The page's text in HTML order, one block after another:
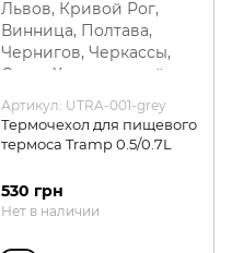
Артикул: UTRA-001-grey
Термочехол для пищевого
термоса Tramp 0.5/0.7L
530 грн
Нет в наличии